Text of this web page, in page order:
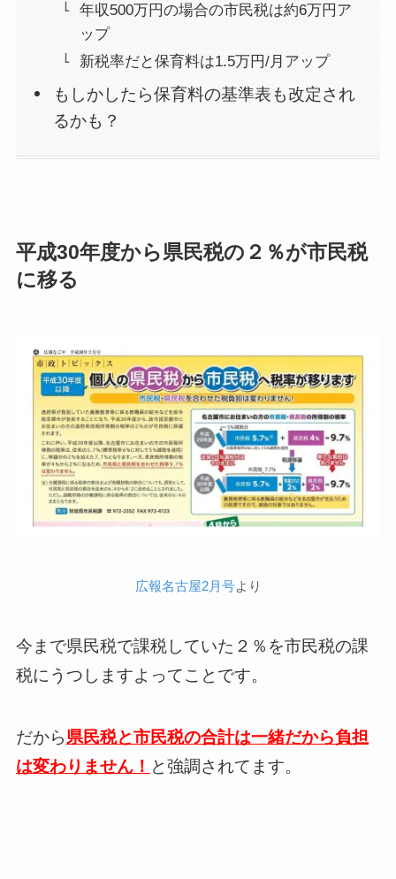
年収500万円の場合の市民税は約6万円ア
ップ
新税率だと保育料は1.5万円/月アップ
もしかしたら保育料の基準表も改定され
るかも？
平成30年度から県民税の２％が市民税
に移る
広報名古屋2月号より
今まで県民税で課税していた２％を市民税の課
税にうつしますよってことです。
だから県民税と市民税の合計は一緒だから負担
は変わりません！ と強調されてます。